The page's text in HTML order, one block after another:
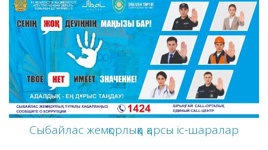
Сыбайлас жемқорлыққа қарсы іс-шаралар